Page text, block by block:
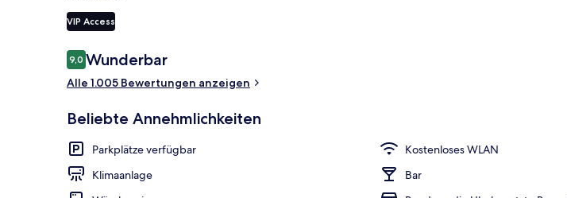
VIP Access
Bewertungen
9,09,0 von 10.
Wunderbar
Alle 1.005 Bewertungen anzeigen
Beliebte Annehmlichkeiten
Parkplätze verfügbar
Kostenloses WLAN
Klimaanlage
Bar